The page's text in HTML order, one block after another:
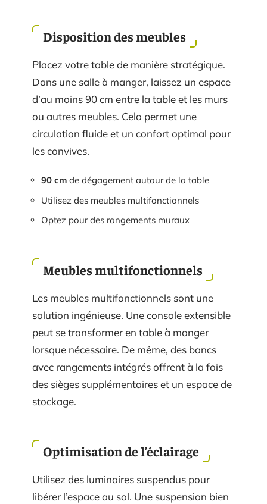
Disposition des meubles
Placez votre table de manière stratégique.
Dans une salle à manger, laissez un espace
d’au moins 90 cm entre la table et les murs
ou autres meubles. Cela permet une
circulation fluide et un confort optimal pour
les convives.
90 cm de dégagement autour de la table
Utilisez des meubles multifonctionnels
Optez pour des rangements muraux
Meubles multifonctionnels
Les meubles multifonctionnels sont une
solution ingénieuse. Une console extensible
peut se transformer en table à manger
lorsque nécessaire. De même, des bancs
avec rangements intégrés offrent à la fois
des sièges supplémentaires et un espace de
stockage.
Optimisation de l’éclairage
Utilisez des luminaires suspendus pour
libérer l’espace au sol. Une suspension bien